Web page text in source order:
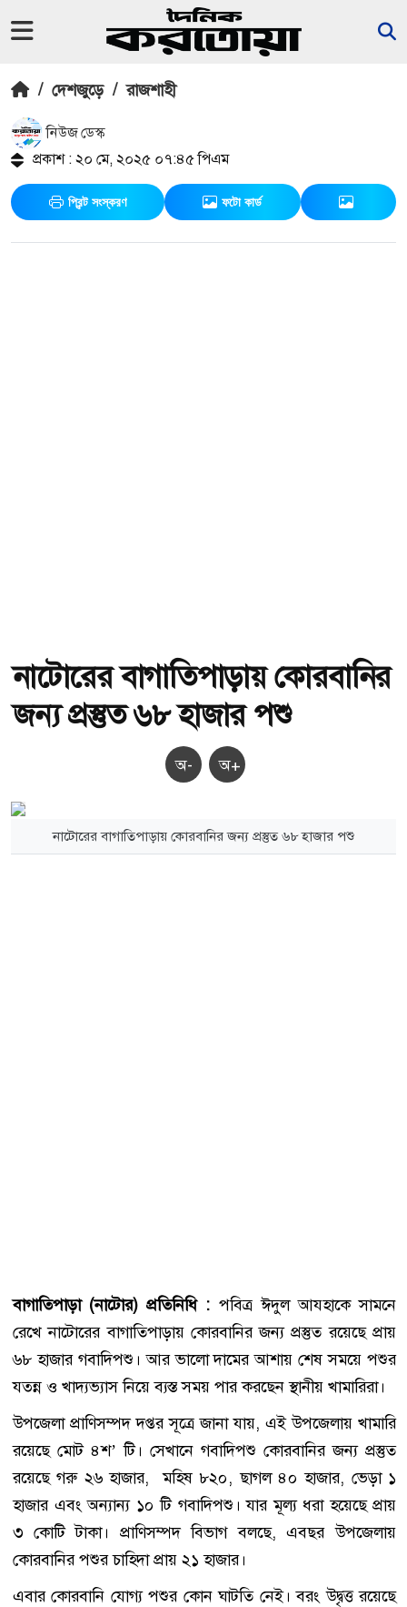
/ দেশজুড়ে / রাজশাহী
নিউজ ডেস্ক
প্রকাশ : ২০ মে, ২০২৫ ০৭:৪৫ পিএম
প্রিন্ট সংস্করণ ফটো কার্ড
নাটোরের বাগাতিপাড়ায় কোরবানির
জন্য প্রস্তুত ৬৮ হাজার পশু
অ- অ+
নাটোরের বাগাতিপাড়ায় কোরবানির জন্য প্রস্তুত ৬৮ হাজার পশু
বাগাতিপাড়া (নাটোর) প্রতিনিধি : পবিত্র ঈদুল আযহাকে সামনে
রেখে নাটোরের বাগাতিপাড়ায় কোরবানির জন্য প্রস্তুত রয়েছে প্রায়
৬৮ হাজার গবাদিপশু। আর ভালো দামের আশায় শেষ সময়ে পশুর
যত্ন্ন ও খাদ্যভ্যাস নিয়ে ব্যস্ত সময় পার করছেন স্থানীয় খামারিরা।
উপজেলা প্রাণিসম্পদ দপ্তর সূত্রে জানা যায়, এই উপজেলায় খামারি
রয়েছে মোট ৪শ’ টি। সেখানে গবাদিপশু কোরবানির জন্য প্রস্তুত
রয়েছে গরু ২৬ হাজার, মহিষ ৮২০, ছাগল ৪০ হাজার, ভেড়া ১
হাজার এবং অন্যান্য ১০ টি গবাদিপশু। যার মূল্য ধরা হয়েছে প্রায়
৩ কোটি টাকা। প্রাণিসম্পদ বিভাগ বলছে, এবছর উপজেলায়
কোরবানির পশুর চাহিদা প্রায় ২১ হাজার।
এবার কোরবানি যোগ্য পশুর কোন ঘাটতি নেই। বরং উদ্বৃত্ত রয়েছে